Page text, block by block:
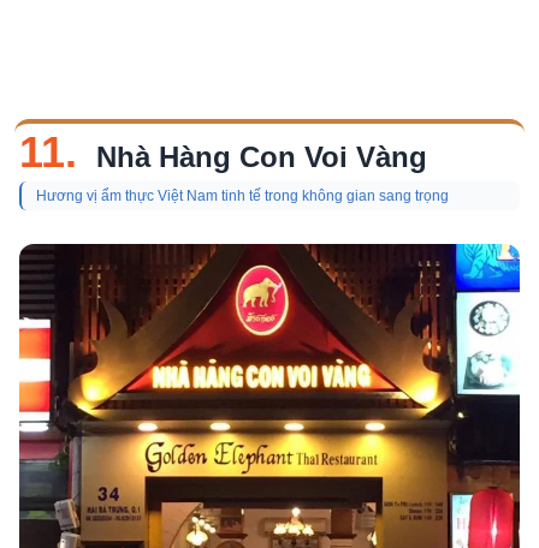
11. Nhà Hàng Con Voi Vàng
Hương vị ẩm thực Việt Nam tinh tế trong không gian sang trọng